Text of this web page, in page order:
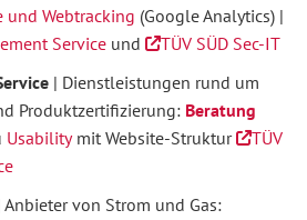
und Webtracking (Google Analytics) |
Service und
TÜV SÜD Sec-IT
| Dienstleistungen rund um
Produktzertifizierung: Beratung
Usabilitymit Website-Struktur
TÜV
Anbieter von Strom und Gas: